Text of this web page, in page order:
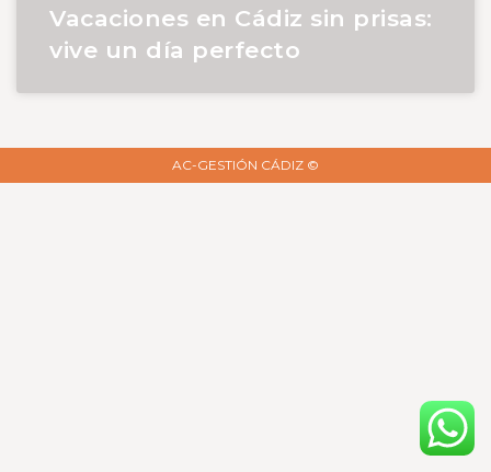
Vacaciones en Cádiz sin prisas:
vive un día perfecto
AC-GESTIÓN CÁDIZ ©